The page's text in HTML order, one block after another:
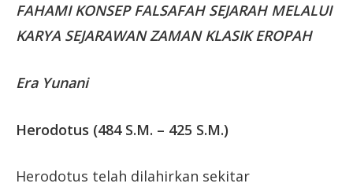
FAHAMI KONSEP FALSAFAH SEJARAH MELALUI
KARYA SEJARAWAN ZAMAN KLASIK EROPAH
Era Yunani
Herodotus (484 S.M. – 425 S.M.)
Herodotus telah dilahirkan sekitar